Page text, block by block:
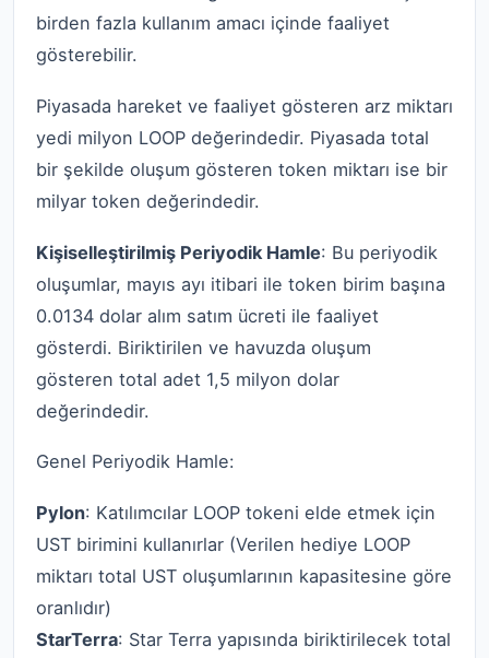
birden fazla kullanım amacı içinde faaliyet
gösterebilir.
Piyasada hareket ve faaliyet gösteren arz miktarı
yedi milyon LOOP değerindedir. Piyasada total
bir şekilde oluşum gösteren token miktarı ise bir
milyar token değerindedir.
Kişiselleştirilmiş Periyodik Hamle: Bu periyodik
oluşumlar, mayıs ayı itibari ile token birim başına
0.0134 dolar alım satım ücreti ile faaliyet
gösterdi. Biriktirilen ve havuzda oluşum
gösteren total adet 1,5 milyon dolar
değerindedir.
Genel Periyodik Hamle:
Pylon: Katılımcılar LOOP tokeni elde etmek için
UST birimini kullanırlar (Verilen hediye LOOP
miktarı total UST oluşumlarının kapasitesine göre
oranlıdır)
StarTerra: Star Terra yapısında biriktirilecek total